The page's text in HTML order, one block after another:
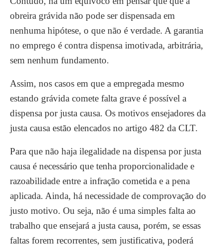
obreira grávida não pode ser dispensada em
nenhuma hipótese, o que não é verdade. A garantia
no emprego é contra dispensa imotivada, arbitrária,
sem nenhum fundamento.
Assim, nos casos em que a empregada mesmo
estando grávida comete falta grave é possível a
dispensa por justa causa. Os motivos ensejadores da
justa causa estão elencados no artigo 482 da CLT.
Para que não haja ilegalidade na dispensa por justa
causa é necessário que tenha proporcionalidade e
razoabilidade entre a infração cometida e a pena
aplicada. Ainda, há necessidade de comprovação do
justo motivo. Ou seja, não é uma simples falta ao
trabalho que ensejará a justa causa, porém, se essas
faltas forem recorrentes, sem justificativa, poderá